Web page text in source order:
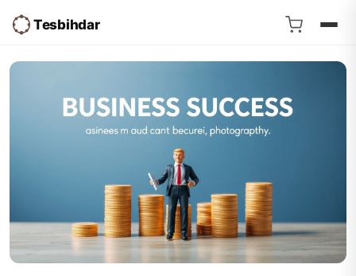
Tesbihdar